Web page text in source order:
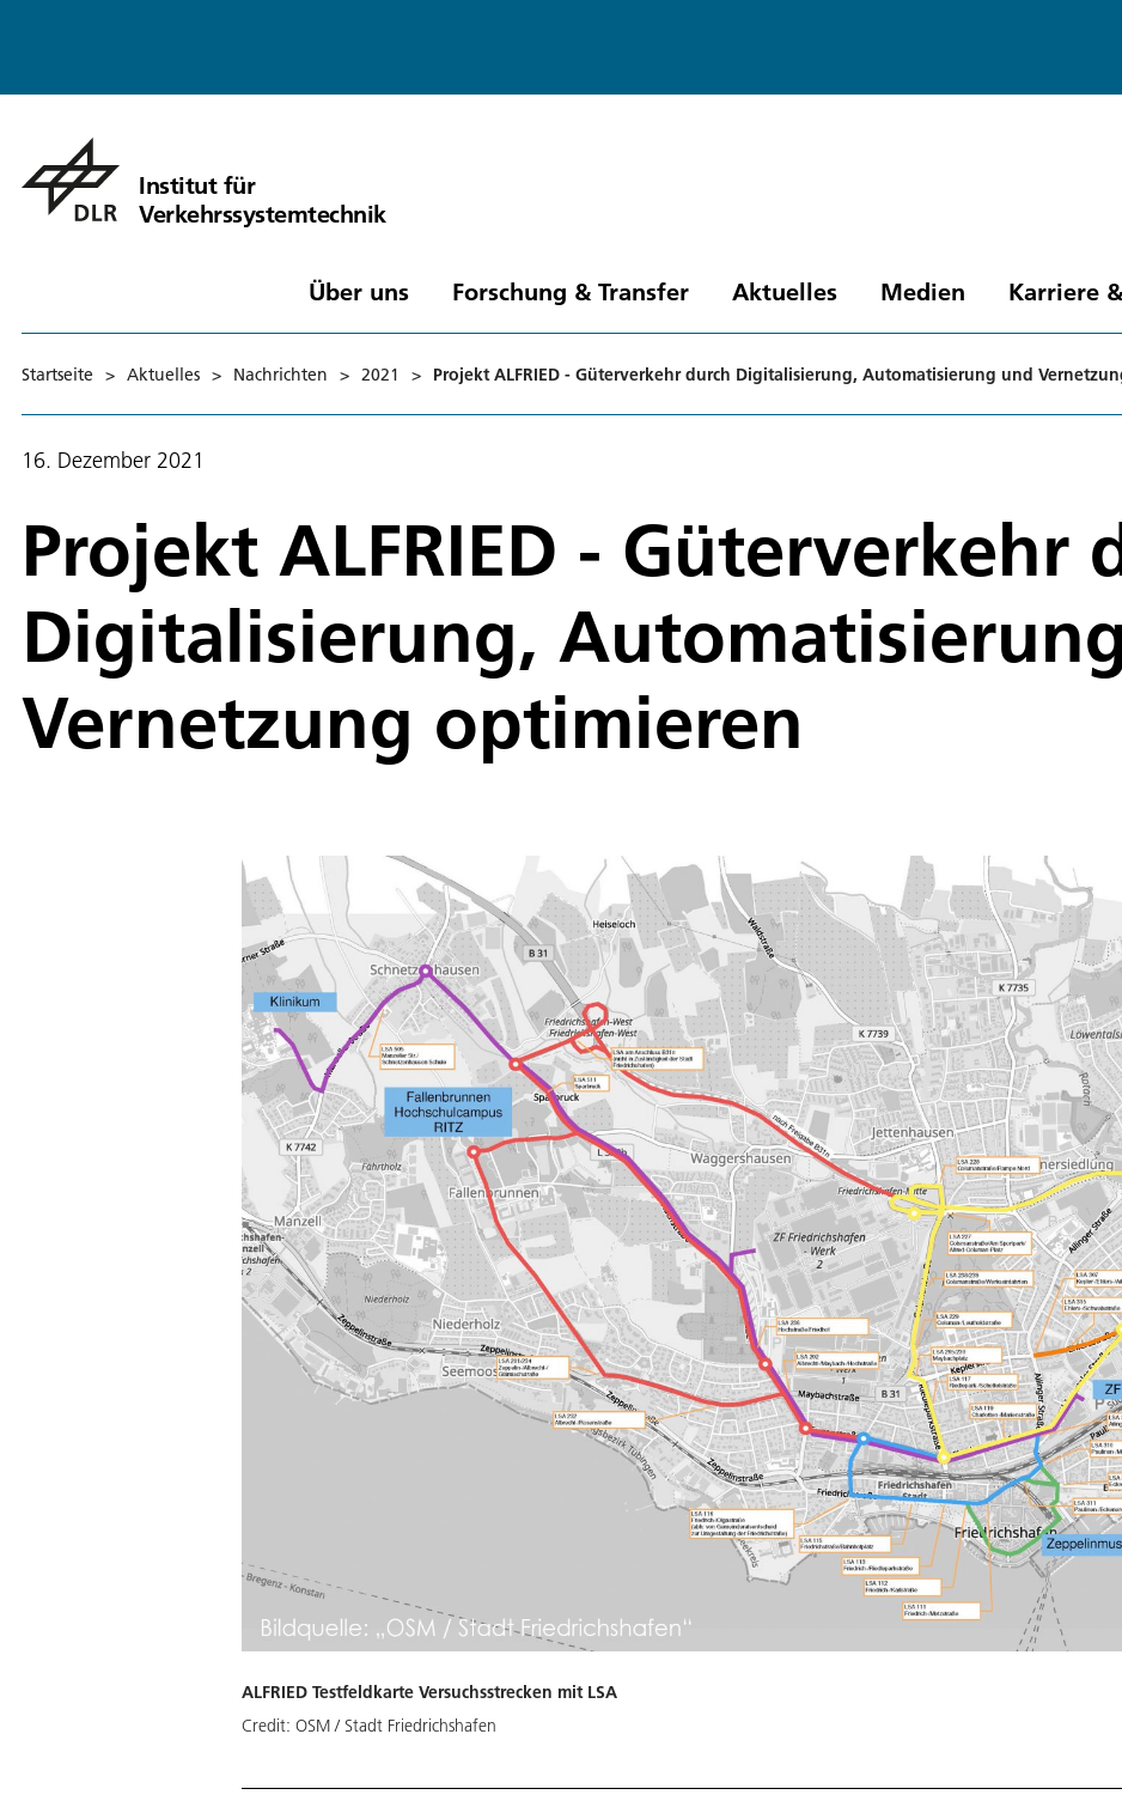
Institut für
Verkehrssystemtechnik
Über uns Forschung & Transfer Aktuelles Medien Karriere
Startseite > Aktuelles > Nachrichten > 2021 > Projekt ALFRIED - Güterverkehr durch Digitalisierung, Automatisierung und
16. Dezember 2021
Projekt ALFRIED - Güterverkehr
Digitalisierung,
Vernetzung optimieren
ALFRIED Testfeldkarte Versuchsstrecken mit LSA
Credit: OSM / Stadt Friedrichshafen